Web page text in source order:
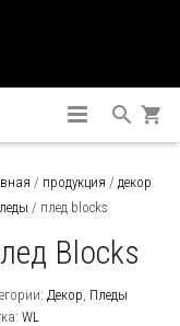
/ продукция / декор
/ плед blocks
Blocks
Декор, Пледы
WL